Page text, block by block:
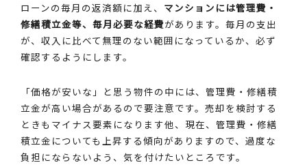
ローンの毎月の返済額に加え、 マンションには管理費・
修繕積立金等、毎月必要な経費があります。毎月の支出
が、収入に比べて無理のない範囲になっているか、必ず
確認するようにします。
「価格が安いな」と思う物件の中には、管理費・修繕積
立金が高い場合があるので要注意です。売却を検討する
ときもマイナス要素になります他、現在、管理費・修繕
積立金についても上昇する傾向がありますので、過度な
負担にならないよう、気を付けたいところです。